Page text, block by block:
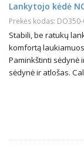
Lankytojo kėdė
Prekės kodas:
Stabili, be ratukų
komfortą
Paminkštinti sėdynė
sėdynė ir atlošas.